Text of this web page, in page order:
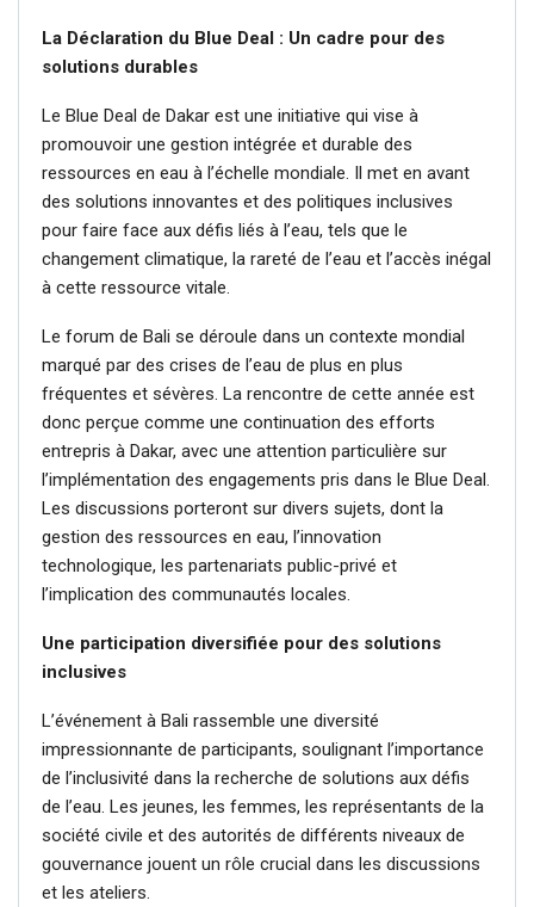
La Déclaration du Blue Deal : Un cadre pour des
solutions durables
Le Blue Deal de Dakar est une initiative qui vise à
promouvoir une gestion intégrée et durable des
ressources en eau à l’échelle mondiale. Il met en avant
des solutions innovantes et des politiques inclusives
pour faire face aux défis liés à l’eau, tels que le
changement climatique, la rareté de l’eau et l’accès inégal
à cette ressource vitale.
Le forum de Bali se déroule dans un contexte mondial
marqué par des crises de l’eau de plus en plus
fréquentes et sévères. La rencontre de cette année est
donc perçue comme une continuation des efforts
entrepris à Dakar, avec une attention particulière sur
l’implémentation des engagements pris dans le Blue Deal.
Les discussions porteront sur divers sujets, dont la
gestion des ressources en eau, l’innovation
technologique, les partenariats public-privé et
l’implication des communautés locales.
Une participation diversifiée pour des solutions
inclusives
L’événement à Bali rassemble une diversité
impressionnante de participants, soulignant l’importance
de l’inclusivité dans la recherche de solutions aux défis
de l’eau. Les jeunes, les femmes, les représentants de la
société civile et des autorités de différents niveaux de
gouvernance jouent un rôle crucial dans les discussions
et les ateliers.